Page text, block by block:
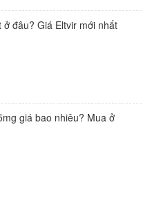
ở đâu? Giá Eltvir mới nhất
giá bao nhiêu? Mua ở